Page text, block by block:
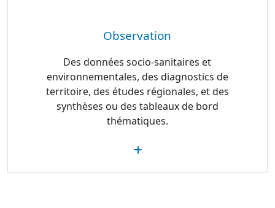
Observation
Des données socio-sanitaires et
environnementales, des diagnostics de
territoire, des études régionales, et des
synthèses ou des tableaux de bord
thématiques.